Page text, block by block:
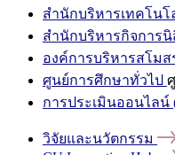
สำนักบริหารเทคโนโ
สำนักบริหารกิจการ
องค์การบริหารสโม
ศูนย์การศึกษาทั่วไป
การประเมินออนไลน์
วิจัยและนวัตกรรม